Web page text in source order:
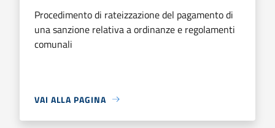
Procedimento di rateizzazione del pagamento di
una sanzione relativa a ordinanze e regolamenti
comunali
VAI ALLA PAGINA